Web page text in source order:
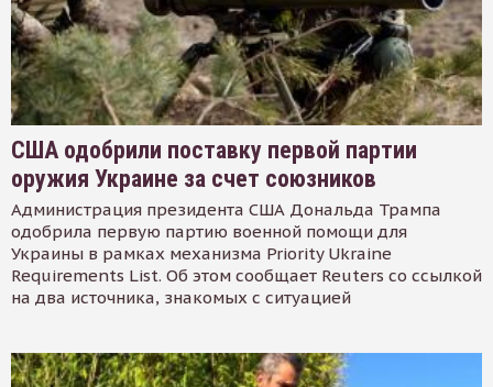
США одобрили поставку первой партии
оружия Украине за счет союзников
Администрация президента США Дональда Трампа
одобрила первую партию военной помощи для
Украины в рамках механизма Priority Ukraine
Requirements List. Об этом сообщает Reuters со ссылкой
на два источника, знакомых с ситуацией